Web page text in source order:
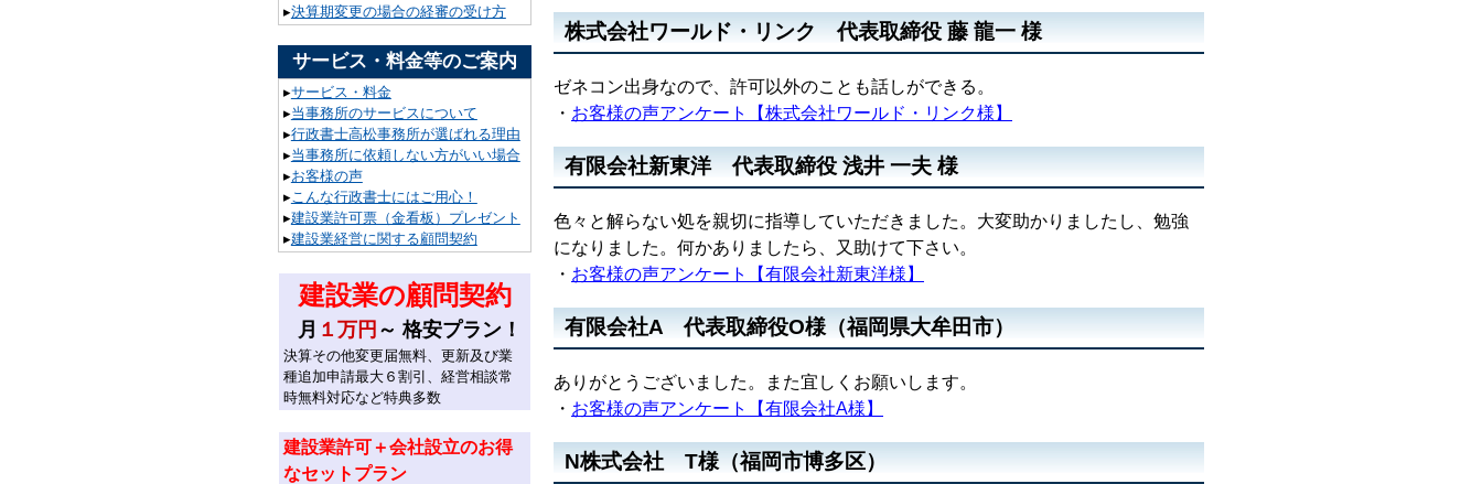
株式会社ワールド・リンク 代表取締役 藤 龍一 様
ゼネコン出身なので、許可以外のことも話しができる。
・ お客様の声アンケート【株式会社ワールド・リンク様】
有限会社新東洋 代表取締役 浅井 一夫 様
色々と解らない処を親切に指導していただきました。大変助かりましたし、勉強
になりました。何かありましたら、又助けて下さい。
・ お客様の声アンケート【有限会社新東洋様】
有限会社A 代表取締役O様（福岡県大牟田市）
ありがとうございました。また宜しくお願いします。
・ お客様の声アンケート【有限会社A様】
N株式会社 T様（福岡市博多区）
▸決算期変更の場合の経審の受け方
サービス・料金等のご案内
▸サービス・料金
▸当事務所のサービスについて
▸行政書士高松事務所が選ばれる理由
▸当事務所に依頼しない方がいい場合
▸お客様の声
▸こんな行政書士にはご用心！
▸建設業許可票（金看板）プレゼント
▸建設業経営に関する顧問契約
建設業の顧問契約
月 １万円 ～ 格安プラン！
決算その他変更届無料、更新及び業
種追加申請最大６割引、経営相談常
時無料対応など特典多数
建設業許可＋会社設立のお得
なセットプラン